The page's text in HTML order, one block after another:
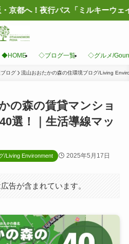
人気記事
◆HOME ◇ブログ一覧 ◇グルメ/
ログ 流山おおたかの森の住環境ブログ/Living
の森の賃貸マンショ
選！｜生活導線マッ
/Living Environment 2025年5月17日
告が含まれています。